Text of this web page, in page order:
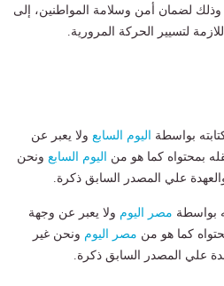
وذلك لضمان أمن وسلامة المواطنين، إلى
لتسيير الحركة المرورية.
بواسطة اليوم السابع ولا يعبر عن
بمحتواه كما هو من اليوم السابع ونحن
علي المصدر السابق ذكرة.
بواسطة مصر اليوم ولا يعبر عن وجهة
كما هو من مصر اليوم ونحن غير
علي المصدر السابق ذكرة.